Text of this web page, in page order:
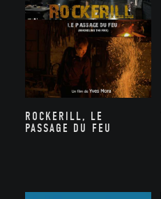
ROCKERILL, LE
PASSAGE DU FEU